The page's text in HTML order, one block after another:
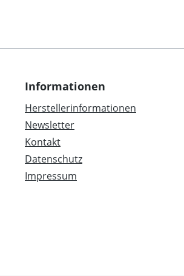
Informationen
Herstellerinformationen
Newsletter
Kontakt
Datenschutz
Impressum